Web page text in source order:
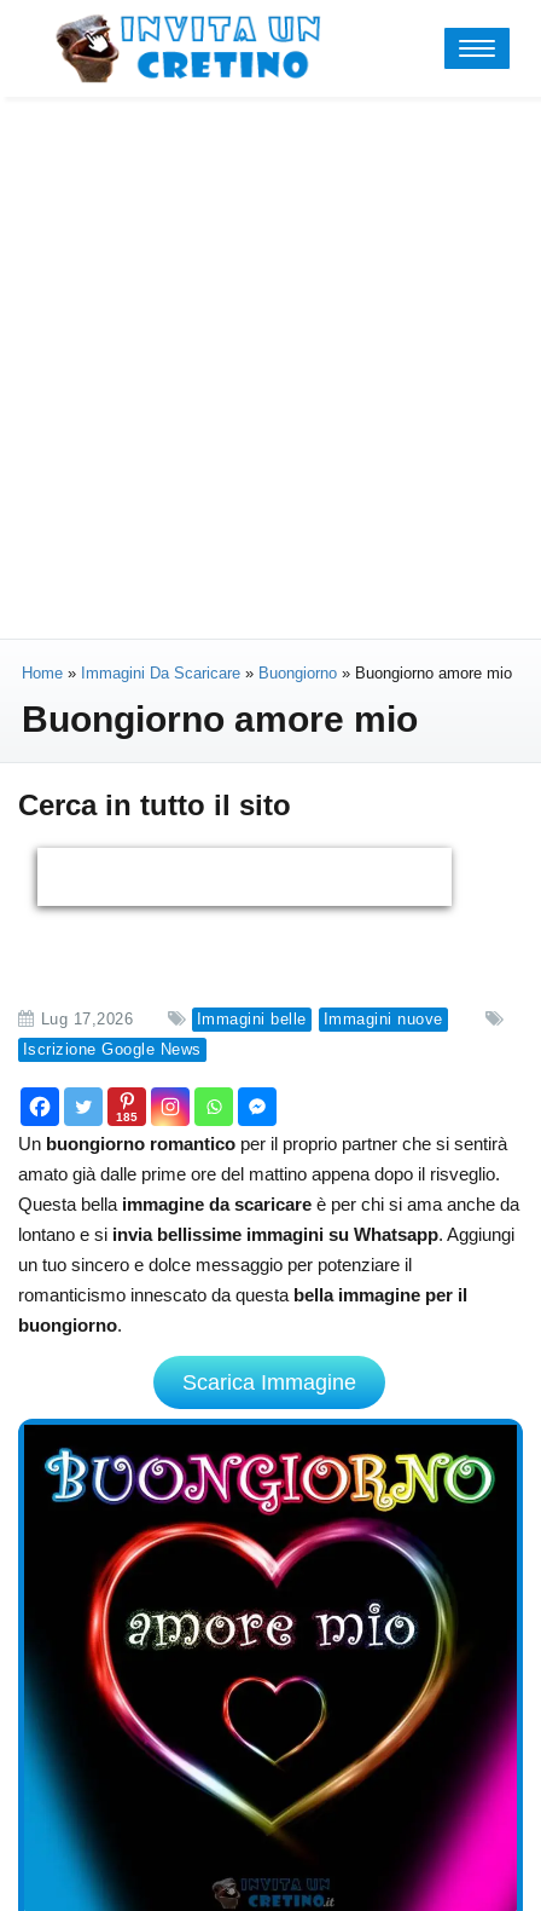
Home » Immagini Da Scaricare » Buongiorno » Buongiorno amore mio
Buongiorno amore mio
Cerca in tutto il sito
Lug 17,2026 Immagini belle
Immagini nuove
Iscrizione Google News
185
Un buongiorno romantico per il proprio partner che si sentirà
amato già dalle prime ore del mattino appena dopo il risveglio.
Questa bella immagine da scaricare è per chi si ama anche da
lontano e si invia bellissime immagini su Whatsapp. Aggiungi
un tuo sincero e dolce messaggio per potenziare il
romanticismo innescato da questa bella immagine per il
buongiorno.
Scarica Immagine